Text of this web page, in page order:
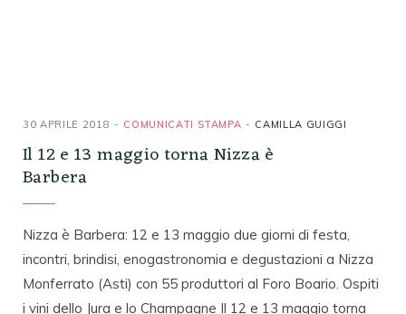
30 APRILE 2018 COMUNICATI STAMPA CAMILLA GUIGGI
Il 12 e 13 maggio torna Nizza è
Barbera
Nizza è Barbera: 12 e 13 maggio due giorni di festa,
incontri, brindisi, enogastronomia e degustazioni a Nizza
Monferrato (Asti) con 55 produttori al Foro Boario. Ospiti
i vini dello Jura e lo Champagne Il 12 e 13 maggio torna